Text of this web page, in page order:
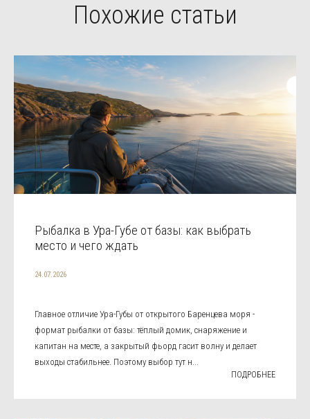
Похожие статьи
Рыбалка в Ура-Губе от базы: как выбрать
место и чего ждать
24.07.2026
Главное отличие Ура-Губы от открытого Баренцева моря -
формат рыбалки от базы: тёплый домик, снаряжение и
капитан на месте, а закрытый фьорд гасит волну и делает
выходы стабильнее. Поэтому выбор тут н...
ПОДРОБНЕЕ